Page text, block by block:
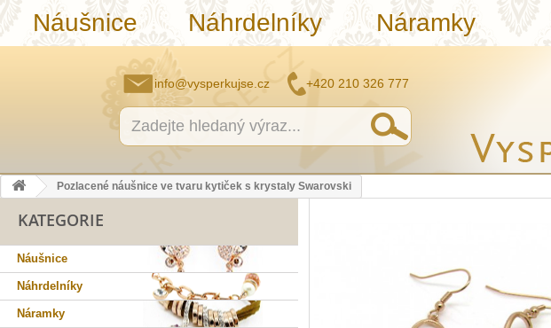
Náušnice Náhrdelníky Náramky
info@vysperkujse.cz +420 210 326 777
Pozlacené náušnice ve tvaru kytiček s krystaly Swarovski
KATEGORIE
Náušnice
Náhrdelníky
Náramky